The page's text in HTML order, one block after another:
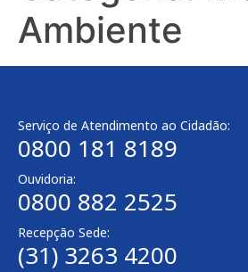
Ambiente
Serviço de Atendimento ao Cidadão:
0800 181 8189
Ouvidoria:
0800 882 2525
Recepção Sede:
(31) 3263 4200